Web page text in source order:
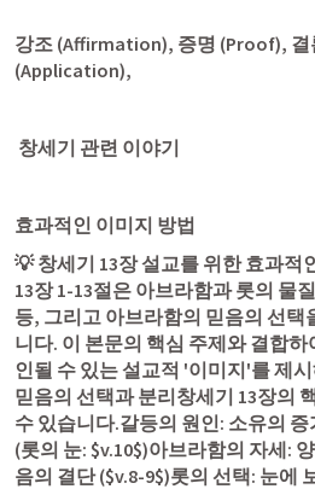
강조 (Affirmation), 증명 (Proof),
(Application),
창세기 관련 이야기
효과적인 이미지 방법
💡 창세기 13장 설교를 위한 효과적
13장 1-13절은 아브라함과 롯의 물
등, 그리고 아브라함의 믿음의 선택
니다. 이 본문의 핵심 주제와 결합
인될 수 있는 설교적 '이미지'를 제
믿음의 선택과 분리창세기 13장의
수 있습니다.갈등의 원인: 소유의
(롯의 눈: $v.10$)아브라함의 자세:
음의 결단 ($v.8-9$)롯의 선택: 눈에